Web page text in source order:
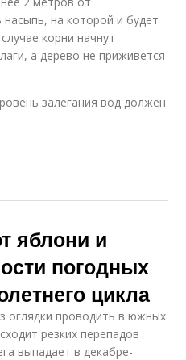
на которой и будет
корни начнут
а дерево не приживется
залегания вод должен
яблони и
погодных
цикла
оглядки проводить в южных
резких перепадов
выпадает в декабре-